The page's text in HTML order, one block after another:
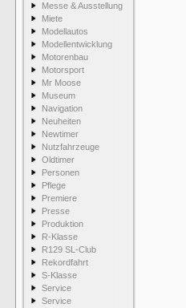
Messe & Ausstellung
Miete
Modellautos
Modellentwicklung
Motorenbau
Motorsport
Mr Moose
Museum
Navigation
Neuheiten
Newtimer
Nutzfahrzeuge
Oldtimer
Personen
Pflege
Premiere
Presse
Produktion
R-Klasse
R129 SL-Club
Rekordfahrt
S-Klasse
Service
Service